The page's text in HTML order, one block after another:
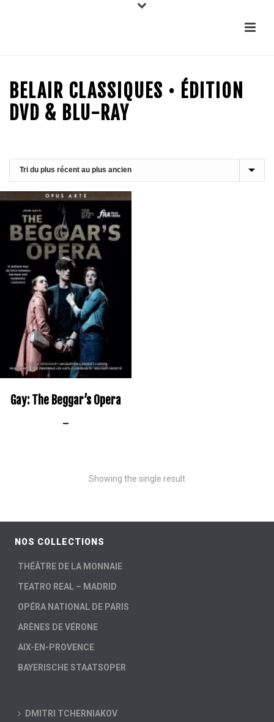
BELAIR CLASSIQUES • ÉDITION
DVD & BLU-RAY
Gay: The Beggar’s Opera
–
Showing the single result
NOS COLLECTIONS
THÉÂTRE DE LA MONNAIE
TEATRO REAL – MADRID
OPÉRA NATIONAL DE PARIS
ARÈNES DE VÉRONE
AIX-EN-PROVENCE
BAYERISCHE STAATSOPER
DMITRI TCHERNIAKOV